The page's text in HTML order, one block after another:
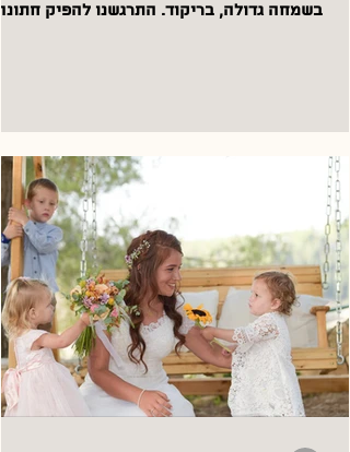
בשמחה גדולה, בריקוד. התרגשנו להפיק